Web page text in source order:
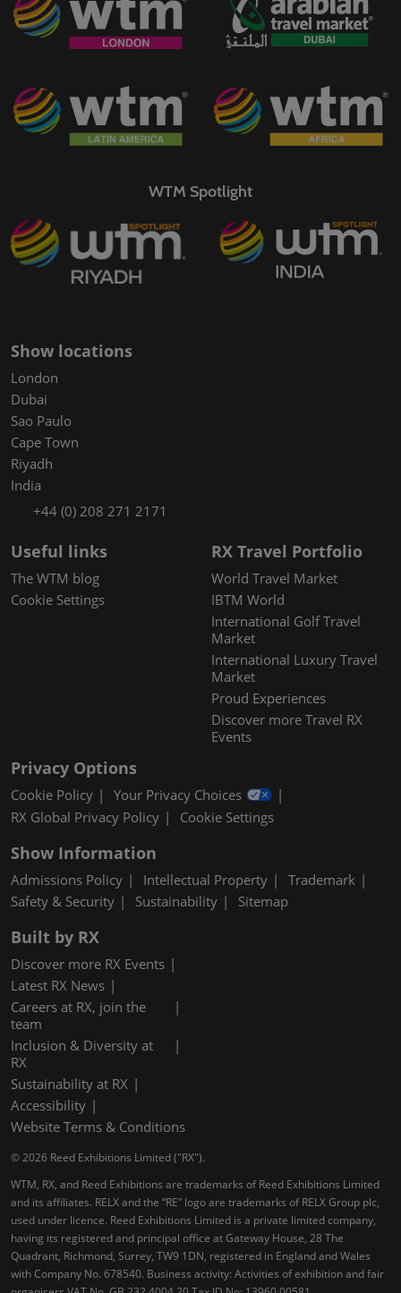
WTM Spotlight
Show locations
London
Dubai
Sao Paulo
Cape Town
Riyadh
India
+44 (0) 208 271 2171
Useful links
The WTM blog
Cookie Settings
RX Travel Portfolio
World Travel Market
IBTM World
International Golf Travel
Market
International Luxury Travel
Market
Proud Experiences
Discover more Travel RX
Events
Privacy Options
Cookie Policy
Your Privacy Choices
RX Global Privacy Policy
Cookie Settings
Show Information
Admissions Policy Intellectual Property
Trademark
Safety & Security
Sustainability Sitemap
Built by RX
Discover more RX Events
Latest RX News
Careers at RX, join the
team
Inclusion & Diversity at
RX
Sustainability at RX
Accessibility
Website Terms & Conditions
© 2026 Reed Exhibitions Limited ("RX").
WTM, RX, and Reed Exhibitions are trademarks of Reed Exhibitions Limited
and its affiliates. RELX and the “RE” logo are trademarks of RELX Group plc,
used under licence. Reed Exhibitions Limited is a private limited company,
having its registered and principal office at Gateway House, 28 The
Quadrant, Richmond, Surrey, TW9 1DN, registered in England and Wales
with Company No. 678540. Business activity: Activities of exhibition and fair